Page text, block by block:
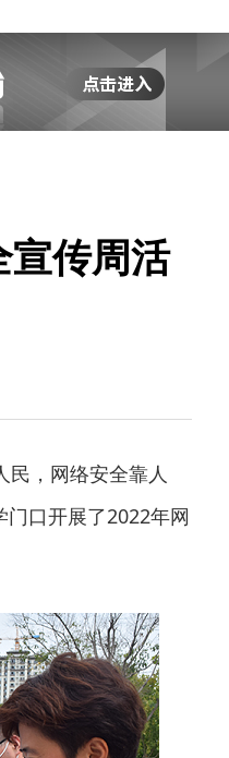
传周活
民，网络安全靠人
口开展了2022年网